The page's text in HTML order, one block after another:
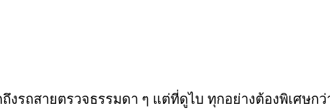
งรถสายตรวจธรรมดา ๆ แต่ที่ดูไบ ทุกอย่างต้องพิเศษก